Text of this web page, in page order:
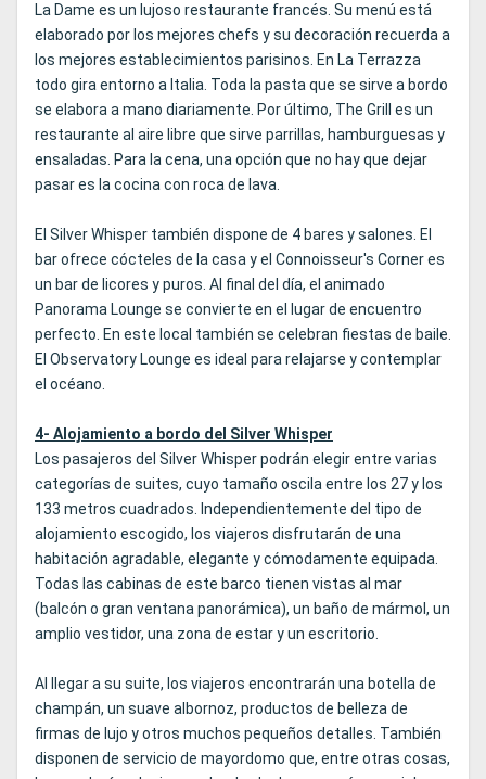
La Dame es un lujoso restaurante francés. Su menú está
elaborado por los mejores chefs y su decoración recuerda a
los mejores establecimientos parisinos. En La Terrazza
todo gira entorno a Italia. Toda la pasta que se sirve a bordo
se elabora a mano diariamente. Por último, The Grill es un
restaurante al aire libre que sirve parrillas, hamburguesas y
ensaladas. Para la cena, una opción que no hay que dejar
pasar es la cocina con roca de lava.
El Silver Whisper también dispone de 4 bares y salones. El
bar ofrece cócteles de la casa y el Connoisseur's Corner es
un bar de licores y puros. Al final del día, el animado
Panorama Lounge se convierte en el lugar de encuentro
perfecto. En este local también se celebran fiestas de baile.
El Observatory Lounge es ideal para relajarse y contemplar
el océano.
4- Alojamiento a bordo del Silver Whisper
Los pasajeros del Silver Whisper podrán elegir entre varias
categorías de suites, cuyo tamaño oscila entre los 27 y los
133 metros cuadrados. Independientemente del tipo de
alojamiento escogido, los viajeros disfrutarán de una
habitación agradable, elegante y cómodamente equipada.
Todas las cabinas de este barco tienen vistas al mar
(balcón o gran ventana panorámica), un baño de mármol, un
amplio vestidor, una zona de estar y un escritorio.
Al llegar a su suite, los viajeros encontrarán una botella de
champán, un suave albornoz, productos de belleza de
firmas de lujo y otros muchos pequeños detalles. También
disponen de servicio de mayordomo que, entre otras cosas,